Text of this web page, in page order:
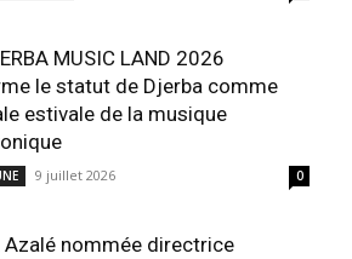
MUSIC LAND 2026
le statut de Djerba comme
estivale de la musique
9 juillet 2026 0
Azalé nommée directrice